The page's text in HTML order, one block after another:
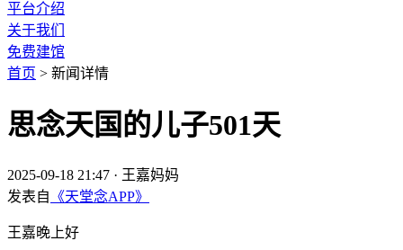
平台介绍
关于我们
免费建馆
首页 > 新闻详情
思念天国的儿子501天
2025-09-18 21:47 · 王嘉妈妈
发表自 《天堂念APP》
王嘉晚上好